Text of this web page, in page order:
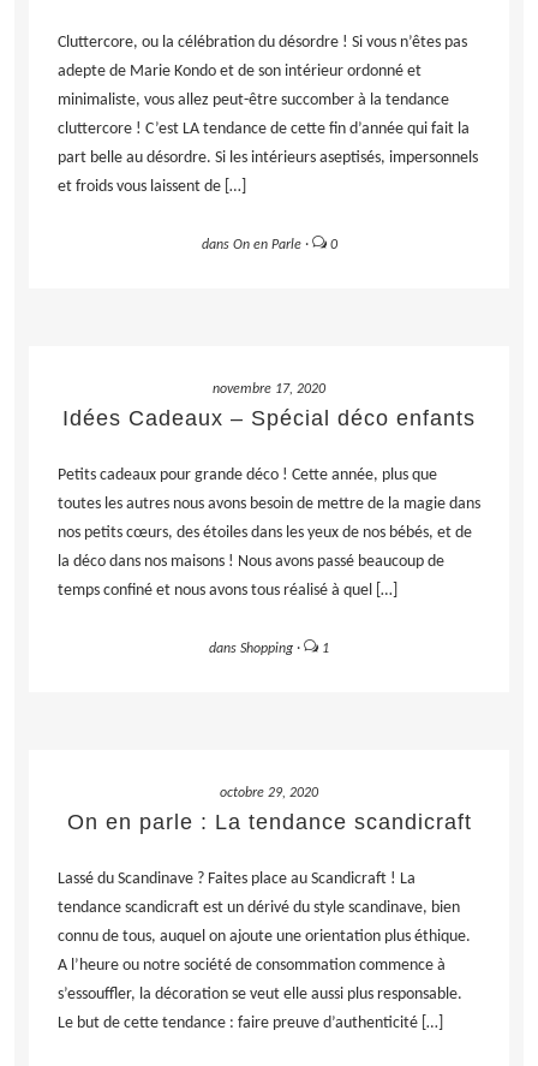
Cluttercore, ou la célébration du désordre ! Si vous n’êtes pas
adepte de Marie Kondo et de son intérieur ordonné et
minimaliste, vous allez peut-être succomber à la tendance
cluttercore ! C’est LA tendance de cette fin d’année qui fait la
part belle au désordre. Si les intérieurs aseptisés, impersonnels
et froids vous laissent de […]
dans On en Parle· 0
novembre 17, 2020
Idées Cadeaux – Spécial déco enfants
Petits cadeaux pour grande déco ! Cette année, plus que
toutes les autres nous avons besoin de mettre de la magie dans
nos petits cœurs, des étoiles dans les yeux de nos bébés, et de
la déco dans nos maisons ! Nous avons passé beaucoup de
temps confiné et nous avons tous réalisé à quel […]
dans Shopping · 1
octobre 29, 2020
On en parle : La tendance scandicraft
Lassé du Scandinave ? Faites place au Scandicraft ! La
tendance scandicraft est un dérivé du style scandinave, bien
connu de tous, auquel on ajoute une orientation plus éthique.
A l’heure ou notre société de consommation commence à
s’essouffler, la décoration se veut elle aussi plus responsable.
Le but de cette tendance : faire preuve d’authenticité […]